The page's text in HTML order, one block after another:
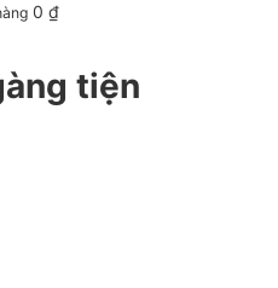
0 ₫
tiện